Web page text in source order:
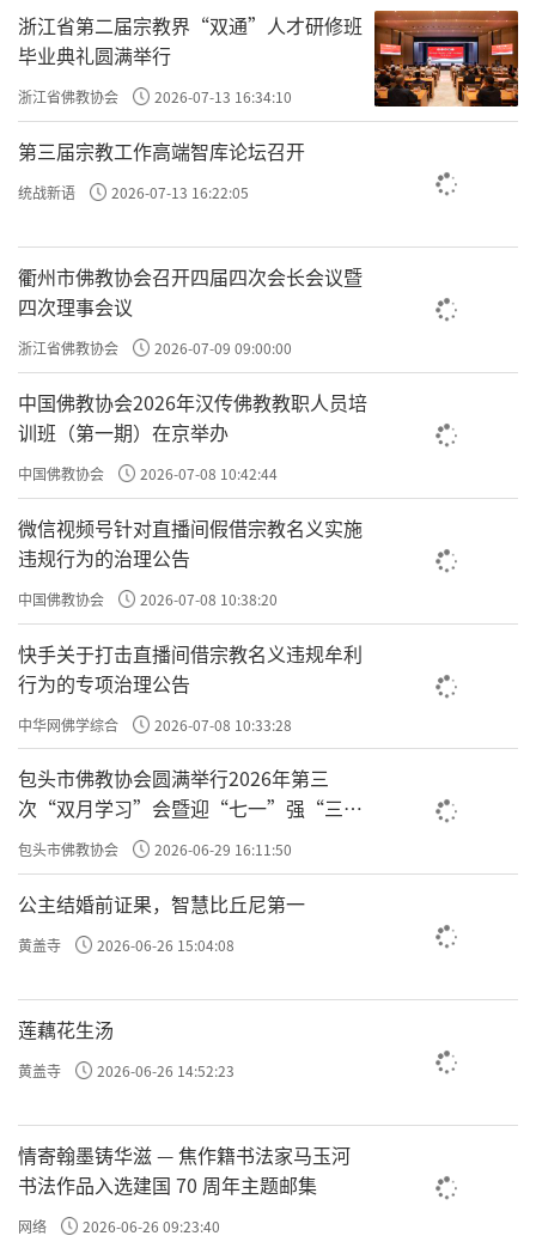
等你到家，可能情绪没了。所以把车停在路
边，这个时候好好的去格物致知。
无丝毫凝滞，此风雷之所以为益也，风雷益是
易经中的一卦，益卦。风雷益，君子见善则
迁，有过则改。（《易经》益卦）。风雷为
毫凝滞，这是勇心。
原文：具是三心，则有过斯改，如春冰遇日，
何患不消乎？
袁了凡讲，在你真真正正改过之前，你先有
三颗心： 耻心、畏心和勇心
你要做格物致知，讲课让你明白格物致知就是
为了让你具备这三心。你明白了人生的真相，
你才会有敬畏心，你才会知道
物致知是人生头等大事，没有什么事情比格物
致知更重要，就是让你具备勇心
。袁了凡又用
他自己的话跟大家讲了一下格物致知的重要
性。
原文：然人之过，有从事上改者，有从理上改
者，有从心上改者。工夫不同，效验亦异。
很重要啊，改过：事上改、
心上改——格物致知。
——比如，今日杀
命效果微乎其微。理上改——讲道理，吃肉，吃
肉就得杀生，小动物多可怜啊，它也有生命
这理上改 ，效果也一般。真正的 ——
，
罪从心起,将心忏，因为心是一切的根，所以袁
了凡也讲工夫不同，效验亦异
浙江省第二届宗教界“双通”人才研修班
毕业典礼圆满举行
浙江省佛教协会 2026-07-13 16:34:10
第三届宗教工作高端智库论坛召开
统战新语 2026-07-13 16:22:05
衢州市佛教协会召开四届四次会长会议暨
四次理事会议
浙江省佛教协会 2026-07-09 09:00:00
中国佛教协会2026年汉传佛教教职人员培
训班（第一期）在京举办
中国佛教协会 2026-07-08 10:42:44
微信视频号针对直播间假借宗教名义实施
违规行为的治理公告
中国佛教协会 2026-07-08 10:38:20
快手关于打击直播间借宗教名义违规牟利
行为的专项治理公告
中华网佛学综合 2026-07-08 10:33:28
包头市佛教协会圆满举行2026年第三
次“双月学习”会暨迎“七一”强“三
爱”主题书画笔会
包头市佛教协会 2026-06-29 16:11:50
公主结婚前证果，智慧比丘尼第一
黄盖寺 2026-06-26 15:04:08
莲藕花生汤
黄盖寺 2026-06-26 14:52:23
情寄翰墨铸华滋 — 焦作籍书法家马玉河
书法作品入选建国 70 周年主题邮集
网络 2026-06-26 09:23:40